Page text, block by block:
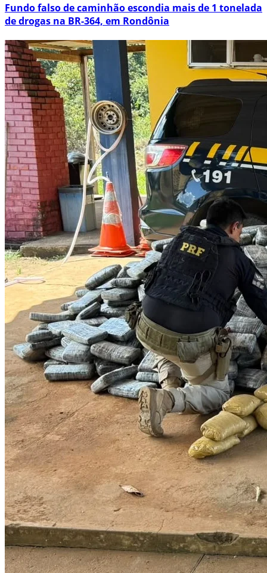
Fundo falso de caminhão escondia mais de 1 tonelada
de drogas na BR-364, em Rondônia